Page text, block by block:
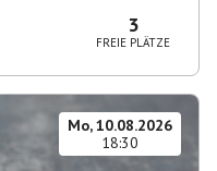
3
FREIE PLÄTZE
Mo, 10.08.2026
18:30